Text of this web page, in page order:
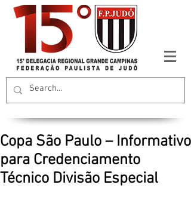
Copa São Paulo – Informativo
para Credenciamento
Técnico Divisão Especial